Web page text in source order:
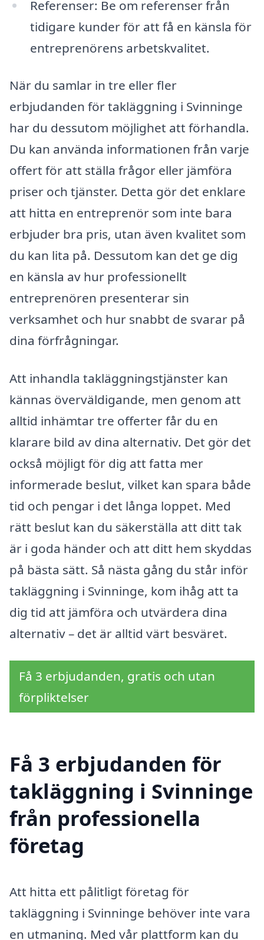
Referenser: Be om referenser från
tidigare kunder för att få en känsla för
entreprenörens arbetskvalitet.
När du samlar in tre eller fler
erbjudanden för takläggning i Svinninge
har du dessutom möjlighet att förhandla.
Du kan använda informationen från varje
offert för att ställa frågor eller jämföra
priser och tjänster. Detta gör det enklare
att hitta en entreprenör som inte bara
erbjuder bra pris, utan även kvalitet som
du kan lita på. Dessutom kan det ge dig
en känsla av hur professionellt
entreprenören presenterar sin
verksamhet och hur snabbt de svarar på
dina förfrågningar.
Att inhandla takläggningstjänster kan
kännas överväldigande, men genom att
alltid inhämtar tre offerter får du en
klarare bild av dina alternativ. Det gör det
också möjligt för dig att fatta mer
informerade beslut, vilket kan spara både
tid och pengar i det långa loppet. Med
rätt beslut kan du säkerställa att ditt tak
är i goda händer och att ditt hem skyddas
på bästa sätt. Så nästa gång du står inför
takläggning i Svinninge, kom ihåg att ta
dig tid att jämföra och utvärdera dina
alternativ – det är alltid värt besväret.
Få 3 erbjudanden, gratis och utan
förpliktelser
Få 3 erbjudanden för
takläggning i Svinninge
från professionella
företag
Att hitta ett pålitligt företag för
takläggning i Svinninge behöver inte vara
en utmaning. Med vår plattform kan du